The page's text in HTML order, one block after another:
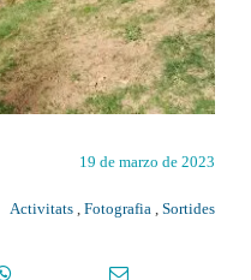
19 de marzo de 2023
Activitats ,Fotografia ,Sortides